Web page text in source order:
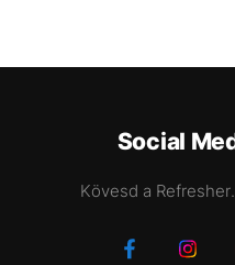
Social
Kövesd a